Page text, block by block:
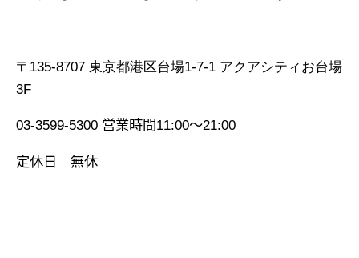
〒 135-8707 東京都港区台場1-7-1 アクアシティお台場
3F
03-3599-5300 営業時間11:00～21:00
定休日 無休